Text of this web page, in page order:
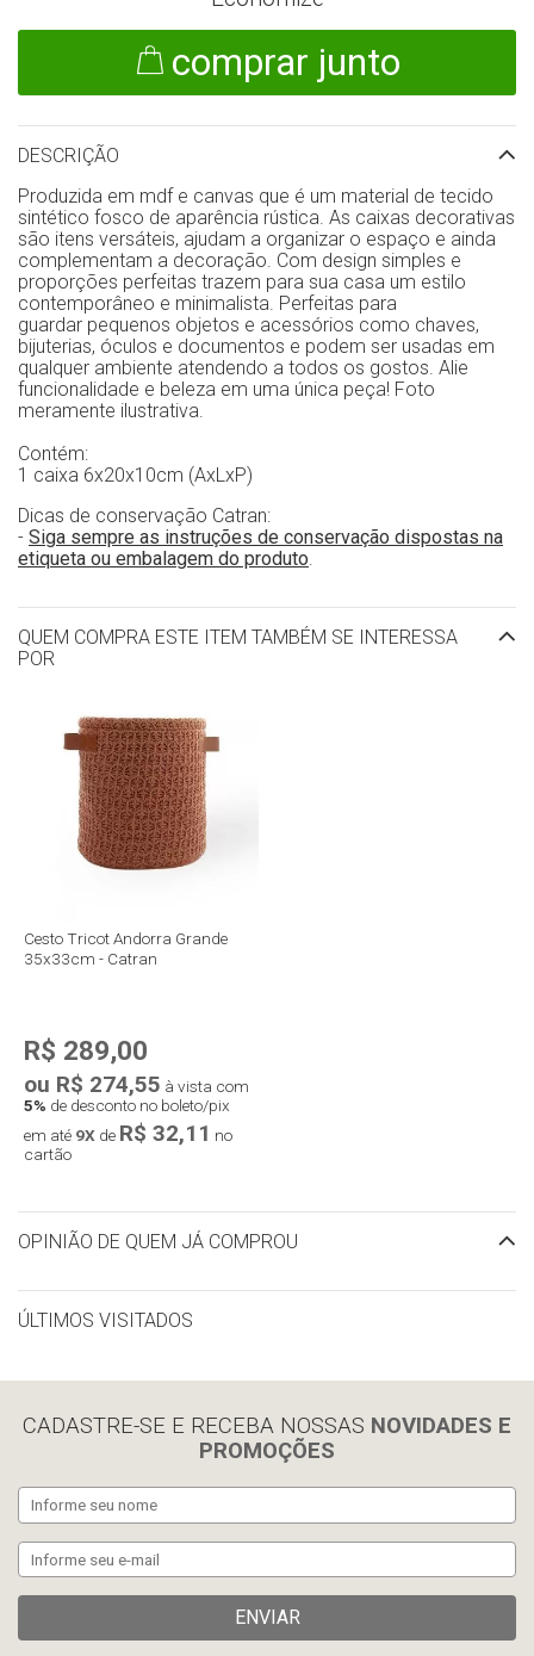
comprar junto
DESCRIÇÃO
Produzida em mdf e canvas que é um material de tecido
sintético fosco de aparência rústica. As caixas decorativas
são itens versáteis, ajudam a organizar o espaço e ainda
complementam a decoração. Com design simples e
proporções perfeitas trazem para sua casa um estilo
contemporâneo e minimalista. Perfeitas para
guardar pequenos objetos e acessórios como chaves,
bijuterias, óculos e documentos e podem ser usadas em
qualquer ambiente atendendo a todos os gostos. Alie
funcionalidade e beleza em uma única peça! Foto
meramente ilustrativa.
Contém:
1 caixa 6x20x10cm (AxLxP)
Dicas de conservação Catran:
- Siga sempre as instruções de conservação dispostas na
etiqueta ou embalagem do produto
QUEM COMPRA ESTE ITEM TAMBÉM SE INTERESSA
POR
Cesto Tricot Andorra Grande
35x33cm - Catran
R$ 289,00
ou R$ 274,55 à vista com
5% de desconto no boleto/pix
em até 9X de R$ 32,11 no
cartão
OPINIÃO DE QUEM JÁ COMPROU
ÚLTIMOS VISITADOS
CADASTRE-SE E RECEBA NOSSAS NOVIDADES E
PROMOÇÕES
ENVIAR